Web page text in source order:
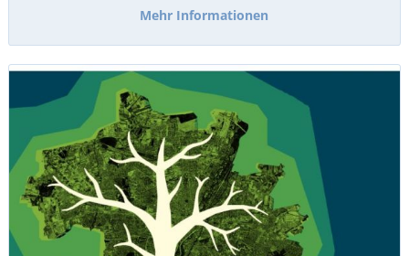
Mehr Informationen
Die
nachhaltige
Stadtentwicklung,
Freiraum,
Klimaschutz